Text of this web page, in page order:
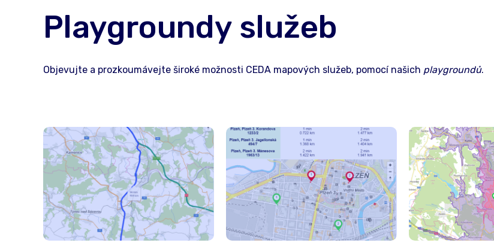
Playgroundy služeb
Objevujte a prozkoumávejte široké možnosti CEDA mapových služeb, pomocí našich playgroundů.